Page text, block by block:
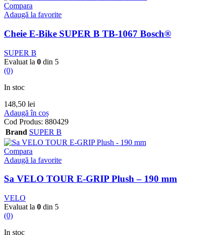
Compara
Adaugă la favorite
Cheie E-Bike SUPER B TB-1067 Bosch®
SUPER B
Evaluat la 0 din 5
(0)
In stoc
148,50 lei
Adaugă în coș
Cod Produs: 880429
Brand SUPER B
Compara
Adaugă la favorite
Sa VELO TOUR E-GRIP Plush – 190 mm
VELO
Evaluat la 0 din 5
(0)
In stoc